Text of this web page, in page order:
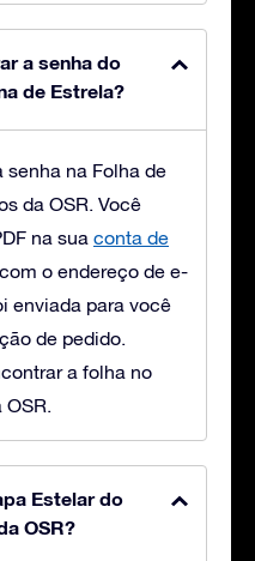
a senha do
de Estrela?
senha na Folha de
da OSR. Você
na sua conta de
o endereço de e-
enviada para você
de pedido.
a folha no
Estelar do
OSR?